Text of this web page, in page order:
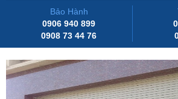
Bảo Hành
0906 940 899
0908 73 44 76